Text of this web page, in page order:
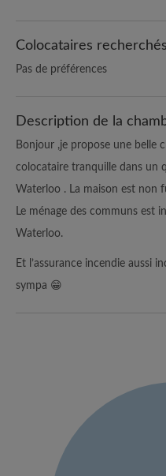
Colocataires recherchés
Pas de préférences
Description de la
Bonjour ,je propose une belle
colocataire tranquille dans un
Waterloo . La maison est non
Le ménage des communs est
Waterloo.
Et l’assurance incendie aussi
sympa 😁